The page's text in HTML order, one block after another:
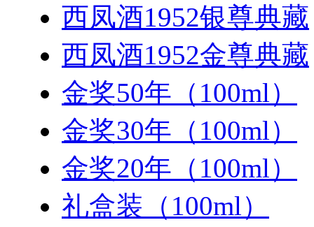
西凤酒1952银尊典藏
西凤酒1952金尊典藏
金奖50年（100ml）
金奖30年（100ml）
金奖20年（100ml）
礼盒装（100ml）